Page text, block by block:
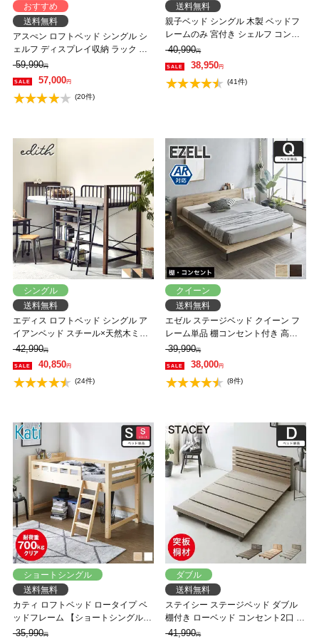
おすすめ
送料無料
アスぺン ロフトベッド シングル シ
ェルフ ディスプレイ収納 ラック 本
棚 棚付きベッド アイアンメッシュ
床板 システムベッド ベッド下収納
【大型家具配送】
59,990円
57,000円
(20件)
送料無料
親子ベッド シングル 木製 ベッドフ
レームのみ 宮付き シェルフ コンセ
ント 照明 すのこ 2段 キャスター 収
納 親子ベッド 【大型家具配送】
40,990円
38,950円
(41件)
シングル
送料無料
エディス ロフトベッド シングル ア
イアンベッド スチール×天然木ミド
ルタイプ サイドガード はしご
42,990円
40,850円
(24件)
クイーン
送料無料
エゼル ステージベッド クイーン フ
レーム単品 棚コンセント付き 高さ
２段階調整 すのこベッド ステージ
ベッド 脚付きベッド 【大型家具配
送】
39,990円
38,000円
(8件)
ショートシングル
送料無料
カティ ロフトベッド ロータイプ ベ
ッドフレーム 【ショートシングル】
ショートサイズ 木製 棚付き コンセ
35,990円
ダブル
送料無料
ステイシー ステージベッド ダブル
棚付き ローベッド コンセント2口 タ
モ 桐 天然木 フロアベッド スマホス
41,990円